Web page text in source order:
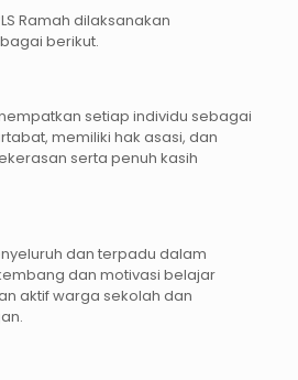
Ramah dilaksanakan
berikut.
setiap individu sebagai
memiliki hak asasi, dan
serta penuh kasih
dan terpadu dalam
dan motivasi belajar
aktif warga sekolah dan